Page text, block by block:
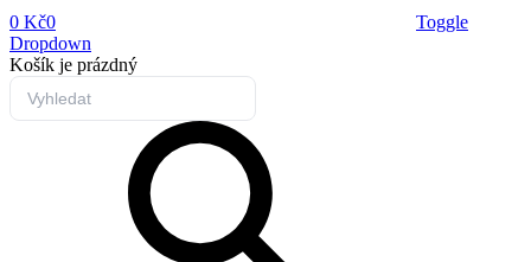
0 Kč0
Toggle
Dropdown
Košík je prázdný